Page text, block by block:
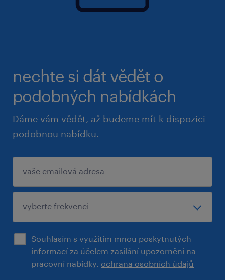
nechte si dát vědět o
podobných nabídkách
Dáme vám vědět, až budeme mít k dispozici
podobnou nabídku.
Souhlasím s využitím mnou poskytnutých
informací za účelem zasílání upozornění na
pracovní nabídky. ochrana osobních údajů